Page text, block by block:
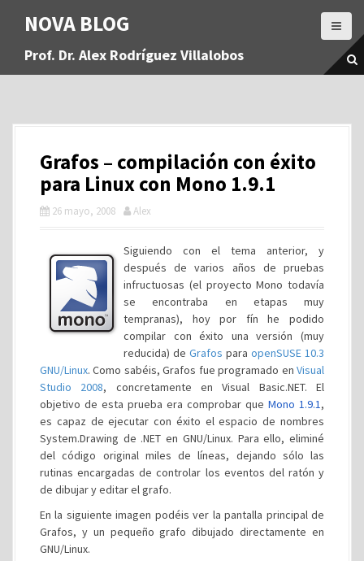
a
NOVA BLOG
Prof. Dr. Alex Rodríguez Villalobos
Grafos – compilación con éxito
para Linux con Mono 1.9.1
26 mayo, 2008 Alex
Siguiendo con el tema anterior, y
después de varios años de pruebas
infructuosas (el proyecto Mono todavía
se encontraba en etapas muy
tempranas), hoy por fín he podido
compilar con éxito una versión (muy
reducida) de Grafos para openSUSE 10.3
GNU/Linux. Como sabéis, Grafos fue programado en Visual
Studio 2008, concretamente en Visual Basic.NET. El
objetivo de esta prueba era comprobar que Mono 1.9.1,
es capaz de ejecutar con éxito el espacio de nombres
System.Drawing de .NET en GNU/Linux. Para ello, eliminé
del código original miles de líneas, dejando sólo las
rutinas encargadas de controlar los eventos del ratón y
de dibujar y editar el grafo.
En la siguiente imagen podéis ver la pantalla principal de
Grafos, y un pequeño grafo dibujado directamente en
GNU/Linux.